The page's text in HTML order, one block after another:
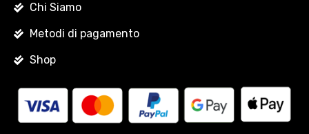
Chi Siamo
Metodi di pagamento
Shop